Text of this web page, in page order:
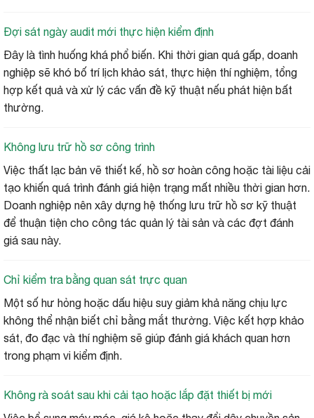
Đợi sát ngày audit mới thực hiện kiểm định
Đây là tình huống khá phổ biến. Khi thời gian quá gấp, doanh
nghiệp sẽ khó bố trí lịch khảo sát, thực hiện thí nghiệm, tổng
hợp kết quả và xử lý các vấn đề kỹ thuật nếu phát hiện bất
thường.
Không lưu trữ hồ sơ công trình
Việc thất lạc bản vẽ thiết kế, hồ sơ hoàn công hoặc tài liệu cải
tạo khiến quá trình đánh giá hiện trạng mất nhiều thời gian hơn.
Doanh nghiệp nên xây dựng hệ thống lưu trữ hồ sơ kỹ thuật
để thuận tiện cho công tác quản lý tài sản và các đợt đánh
giá sau này.
Chỉ kiểm tra bằng quan sát trực quan
Một số hư hỏng hoặc dấu hiệu suy giảm khả năng chịu lực
không thể nhận biết chỉ bằng mắt thường. Việc kết hợp khảo
sát, đo đạc và thí nghiệm sẽ giúp đánh giá khách quan hơn
trong phạm vi kiểm định.
Không rà soát sau khi cải tạo hoặc lắp đặt thiết bị mới